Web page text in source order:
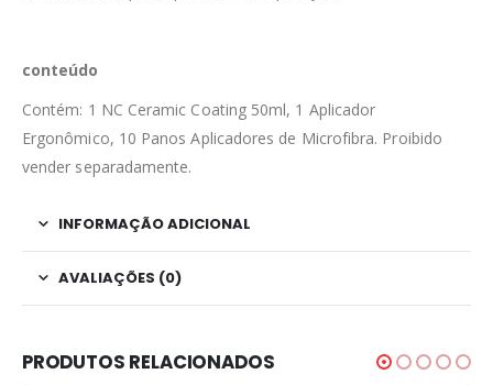
conteúdo
Contém: 1 NC Ceramic Coating 50ml, 1 Aplicador
Ergonômico, 10 Panos Aplicadores de Microfibra. Proibido
vender separadamente.
INFORMAÇÃO ADICIONAL
AVALIAÇÕES (0)
PRODUTOS RELACIONADOS